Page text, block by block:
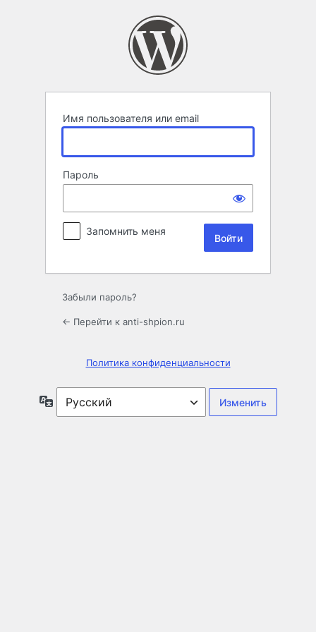
Имя пользователя или email
Пароль
Запомнить меня
Забыли пароль?
← Перейти к anti-shpion.ru
Политика конфиденциальности
Язык